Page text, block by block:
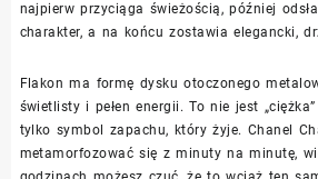
najpierw przyciąga świeżością, później
charakter, a na końcu zostawia elegancki,
Flakon ma formę dysku otoczonego
świetlisty i pełen energii. To nie jest
tylko symbol zapachu, który żyje. Chanel
metamorfozować się z minuty na minutę,